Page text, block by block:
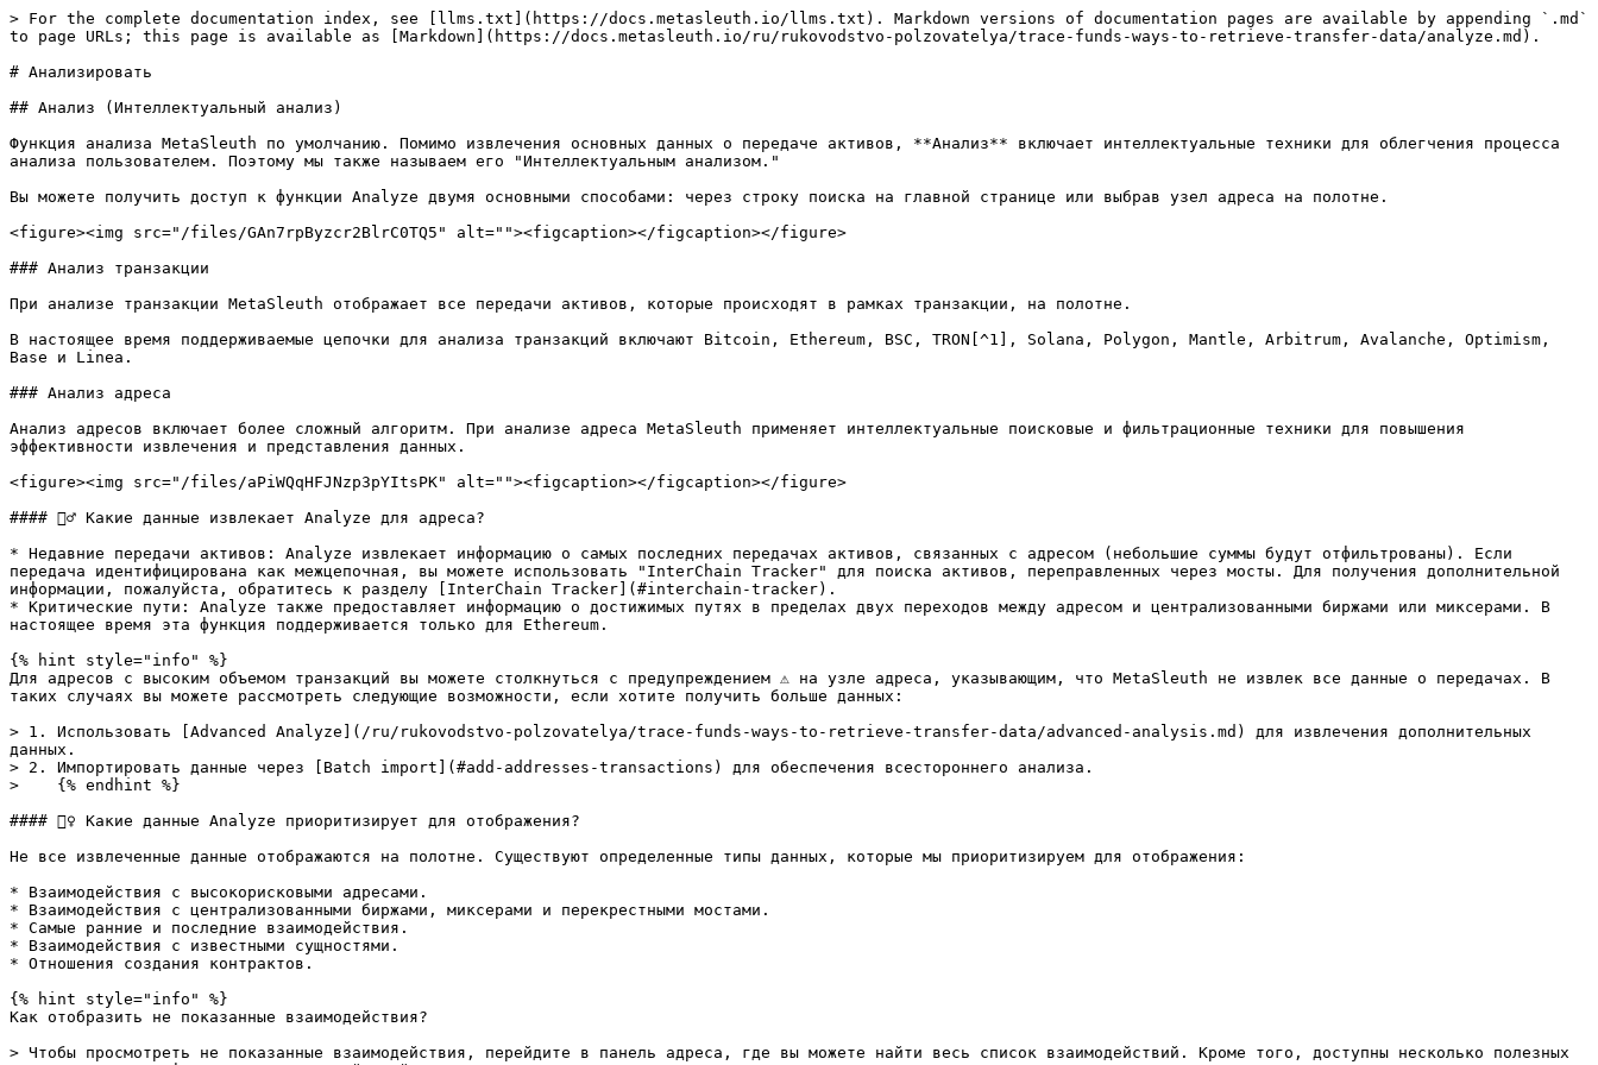
> For the complete documentation index, see [llms.txt](https://docs.metasleuth.io/llms.txt). Markdown versions of documentation pages are available by appending `.md`
to page URLs; this page is available as [Markdown](https://docs.metasleuth.io/ru/rukovodstvo-polzovatelya/trace-funds-ways-to-retrieve-transfer-data/analyze.md).
# Анализировать
## Анализ (Интеллектуальный анализ)
Функция анализа MetaSleuth по умолчанию. Помимо извлечения основных данных о передаче активов, **Анализ** включает интеллектуальные техники для облегчения процесса
анализа пользователем. Поэтому мы также называем его "Интеллектуальным анализом."
Вы можете получить доступ к функции Analyze двумя основными способами: через строку поиска на главной странице или выбрав узел адреса на полотне.
<figure><img src="/files/GAn7rpByzcr2BlrC0TQ5" alt=""><figcaption></figcaption></figure>
### Анализ транзакции
При анализе транзакции MetaSleuth отображает все передачи активов, которые происходят в рамках транзакции, на полотне.
В настоящее время поддерживаемые цепочки для анализа транзакций включают Bitcoin, Ethereum, BSC, TRON[^1], Solana, Polygon, Mantle, Arbitrum, Avalanche, Optimism,
Base и Linea.
### Анализ адреса
Анализ адресов включает более сложный алгоритм. При анализе адреса MetaSleuth применяет интеллектуальные поисковые и фильтрационные техники для повышения
эффективности извлечения и представления данных.
<figure><img src="/files/aPiWQqHFJNzp3pYItsPK" alt=""><figcaption></figcaption></figure>
#### 🙋‍♂️ Какие данные извлекает Analyze для адреса?
* Недавние передачи активов: Analyze извлекает информацию о самых последних передачах активов, связанных с адресом (небольшие суммы будут отфильтрованы). Если
передача идентифицирована как межцепочная, вы можете использовать "InterChain Tracker" для поиска активов, переправленных через мосты. Для получения дополнительной
информации, пожалуйста, обратитесь к разделу [InterChain Tracker](#interchain-tracker).
* Критические пути: Analyze также предоставляет информацию о достижимых путях в пределах двух переходов между адресом и централизованными биржами или миксерами. В
настоящее время эта функция поддерживается только для Ethereum.
{% hint style="info" %}
Для адресов с высоким объемом транзакций вы можете столкнуться с предупреждением ⚠️ на узле адреса, указывающим, что MetaSleuth не извлек все данные о передачах. В
таких случаях вы можете рассмотреть следующие возможности, если хотите получить больше данных:
> 1. Использовать [Advanced Analyze](/ru/rukovodstvo-polzovatelya/trace-funds-ways-to-retrieve-transfer-data/advanced-analysis.md) для извлечения дополнительных
данных.
> 2. Импортировать данные через [Batch import](#add-addresses-transactions) для обеспечения всестороннего анализа.
>    {% endhint %}
#### 🙋‍♀️ Какие данные Analyze приоритизирует для отображения?
Не все извлеченные данные отображаются на полотне. Существуют определенные типы данных, которые мы приоритизируем для отображения:
* Взаимодействия с высокорисковыми адресами.
* Взаимодействия с централизованными биржами, миксерами и перекрестными мостами.
* Самые ранние и последние взаимодействия.
* Взаимодействия с известными сущностями.
* Отношения создания контрактов.
{% hint style="info" %}
Как отобразить не показанные взаимодействия?
> Чтобы просмотреть не показанные взаимодействия, перейдите в панель адреса, где вы можете найти весь список взаимодействий. Кроме того, доступны несколько полезных